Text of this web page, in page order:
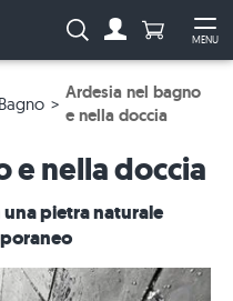
MENU
Ricerca: Numero di
Bagno
Ardesia nel bagno
e nella doccia
e nella doccia
una pietra naturale